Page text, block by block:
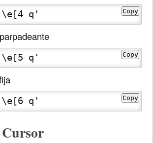
q' Copy
q' Copy
q' Copy